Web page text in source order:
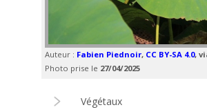
Auteur : Fabien Piednoir, CC BY-SA 4.0,
Photo prise le 27/04/2025
Végétaux